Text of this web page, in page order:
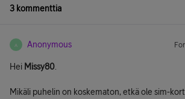
3 kommenttia
A Anonymous
Hei Missy80
Mikäli puhelin on koskematon, etkä ole sim-